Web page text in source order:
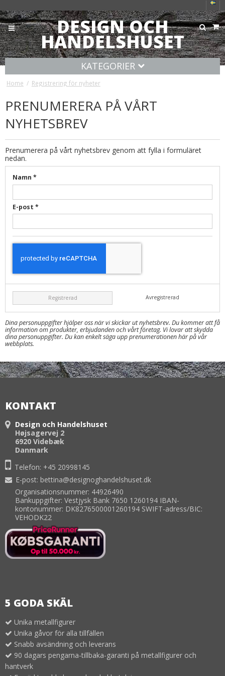
DESIGN OCH
HANDELSHUSET
KATEGORIER
Home / Registrering för nyheter
PRENUMERERA PÅ VÅRT
NYHETSBREV
Prenumerera på vårt nyhetsbrev genom att fylla i formuläret
nedan.
Namn *
E-post *
Registrerad Avregistrerad
Dina personuppgifter hjälper oss när vi skickar ut nyhetsbrev. Du kommer att få
information om produkter, erbjudanden och vårt företag. Vi lovar att skydda
dina personuppgifter. Du kan enkelt säga upp prenumerationen här på vår
webbplats.
KONTAKT
Design och Handelshuset
Højsagervej 2
6920 Videbæk
Danmark
Telefon: +45 20998145
E-post: bettina@designoghandelshuset.dk
Organisationsnummer: 44926490
Bankuppgifter: Vestjysk Bank 7650 1260194 IBAN-
kontonummer: DK8276500001260194 SWIFT-adress/BIC:
VEHODK22
5 GODA SKÄL
Unika metallfigurer
Unika gåvor för alla tillfällen
Snabb avsändning och leverans
90 dagars pengarna-tillbaka-garanti på metallfigurer och
hantverk